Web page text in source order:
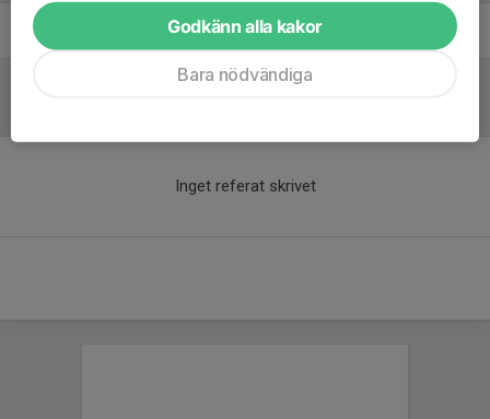
Viktor HasselgrenMålvaktstränare
Inget referat skrivet
Godkänn alla kakor
Bara nödvändiga